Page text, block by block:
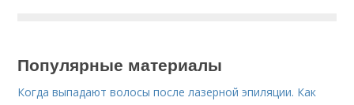
Популярные материалы
Когда выпадают волосы после лазерной эпиляции. Как